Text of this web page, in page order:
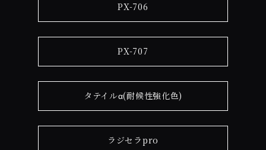
PX-706
PX-707
タテイルα(耐候性強化色)
ラジセラpro